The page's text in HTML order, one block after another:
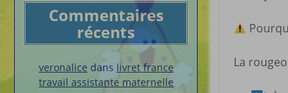
Commentaires
récents
veronalice dans livret france
travail assistante maternelle
La